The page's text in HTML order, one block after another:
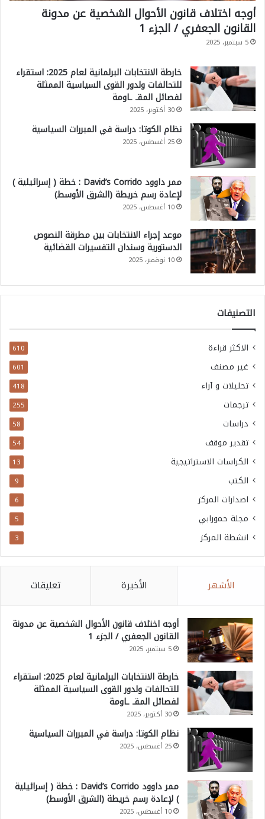
أوجه اختلاف قانون الأحوال الشخصية عن مدونة
القانون الجعفري / الجزء 1
5 سبتمبر، 2025
خارطة الانتخابات البرلمانية لعام 2025: استقراء
للتحالفات ولدور القوى السياسية الممثلة
لفصائل المقـ ـاومة
30 أكتوبر، 2025
نظام الكوتا: دراسة في المبررات السياسية
25 أغسطس، 2025
ممر داوود David’s Corrido : خطة ( إسرائيلية )
لإعادة رسم خريطة (الشرق الأوسط)
10 أغسطس، 2025
موعد إجراء الانتخابات بين مطرقة النصوص
الدستورية وسندان التفسيرات القضائية
10 نوفمبر، 2025
التصنيفات
الاكثر قراءة 610
غير مصنف 601
تحليلات و آراء 418
ترجمات 255
دراسات 58
تقدير موقف 54
الكراسات الاستراتيجية 13
الكتب 9
اصدارات المركز 6
مجلة حمورابي 5
انشطة المركز 3
الأشهر الأخيرة تعليقات
أوجه اختلاف قانون الأحوال الشخصية عن مدونة
القانون الجعفري / الجزء 1
5 سبتمبر، 2025
خارطة الانتخابات البرلمانية لعام 2025: استقراء
للتحالفات ولدور القوى السياسية الممثلة
لفصائل المقـ ـاومة
30 أكتوبر، 2025
نظام الكوتا: دراسة في المبررات السياسية
25 أغسطس، 2025
ممر داوود David’s Corrido : خطة ( إسرائيلية
) لإعادة رسم خريطة (الشرق الأوسط)
10 أغسطس، 2025